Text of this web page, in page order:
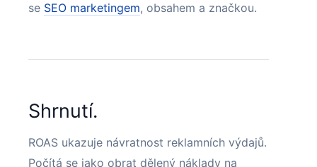
se SEO marketingem, obsahem a značkou.
Shrnutí.
ROAS ukazuje návratnost reklamních výdajů.
Počítá se jako obrat dělený náklady na